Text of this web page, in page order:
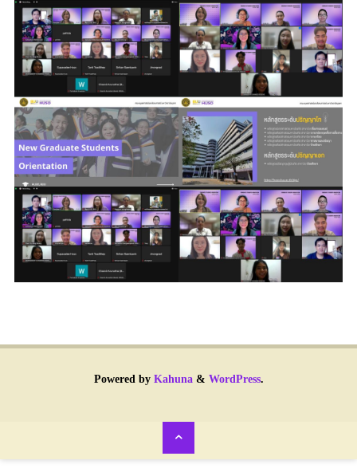
Powered byKahuna& WordPress.
Back
to